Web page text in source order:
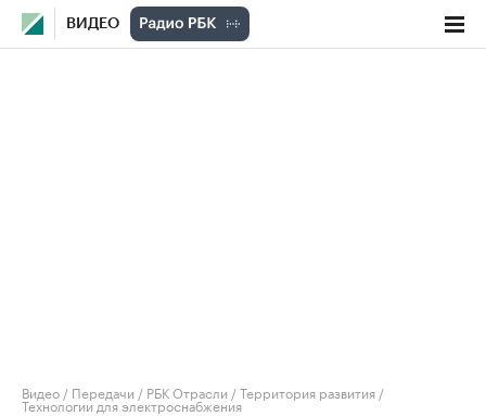
ВИДЕО
Видео / Передачи / РБК Отрасли / Территория развития /
Технологии для электроснабжения